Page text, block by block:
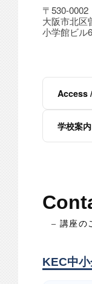
〒530-0002
大阪市北区
小学館ビル
Access
学校案内
– 講座の
KEC中